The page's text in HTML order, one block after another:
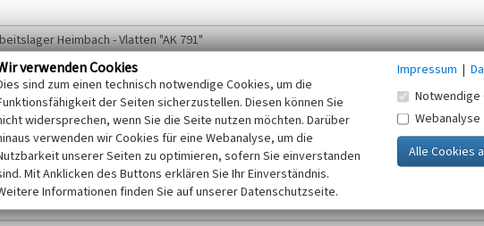
und Ihrer E-Mail-Adresse. Ihre Angaben werden ausschließlich im Rahmen der KuLaDig-
der Vorschriften des Telemediengesetzes, des Datenschutzgesetzes NRW und der seit
behandelt, beachten Sie bitte unsere Hinweise zumDatenschutz
verwenden Cookies
sind zum einen technisch notwendige Cookies, um die
der Seiten sicherzustellen. Diesen können Sie
widersprechen, wenn Sie die Seite nutzen möchten. Darüber
verwenden wir Cookies für eine Webanalyse, um die
unserer Seiten zu optimieren, sofern Sie einverstanden
Mit Anklicken des Buttons erklären Sie Ihr Einverständnis.
Informationen finden Sie auf unserer Datenschutzseite.
Impressum |
Notwendige
Webanalyse